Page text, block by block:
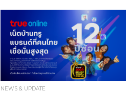
NEWS & UPDATE